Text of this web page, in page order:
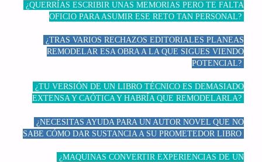
¿QUERRÍAS ESCRIBIR UNAS MEMORIAS PERO TE FALTA
OFICIO PARA ASUMIR ESE RETO TAN PERSONAL?
¿TRAS VARIOS RECHAZOS EDITORIALES PLANEAS
REMODELAR ESA OBRA A LA QUE SIGUES VIENDO
POTENCIAL?
¿TU VERSIÓN DE UN LIBRO TÉCNICO ES DEMASIADO
EXTENSA Y CAÓTICA Y HABRÍA QUE REMODELARLA?
¿NECESITAS AYUDA PARA UN AUTOR NOVEL QUE NO
SABE CÓMO DAR SUSTANCIA A SU PROMETEDOR LIBRO
¿MAQUINAS CONVERTIR EXPERIENCIAS DE UN